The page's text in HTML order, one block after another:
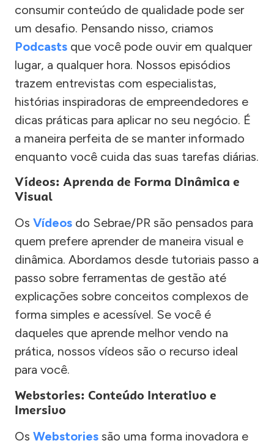
consumir conteúdo de qualidade pode ser
um desafio. Pensando nisso, criamos
Podcasts que você pode ouvir em qualquer
lugar, a qualquer hora. Nossos episódios
trazem entrevistas com especialistas,
histórias inspiradoras de empreendedores e
dicas práticas para aplicar no seu negócio. É
a maneira perfeita de se manter informado
enquanto você cuida das suas tarefas diárias.
Vídeos: Aprenda de Forma Dinâmica e
Visual
Os Vídeos do Sebrae/PR são pensados para
quem prefere aprender de maneira visual e
dinâmica. Abordamos desde tutoriais passo a
passo sobre ferramentas de gestão até
explicações sobre conceitos complexos de
forma simples e acessível. Se você é
daqueles que aprende melhor vendo na
prática, nossos vídeos são o recurso ideal
para você.
Webstories: Conteúdo Interativo e
Imersivo
Os Webstories são uma forma inovadora e